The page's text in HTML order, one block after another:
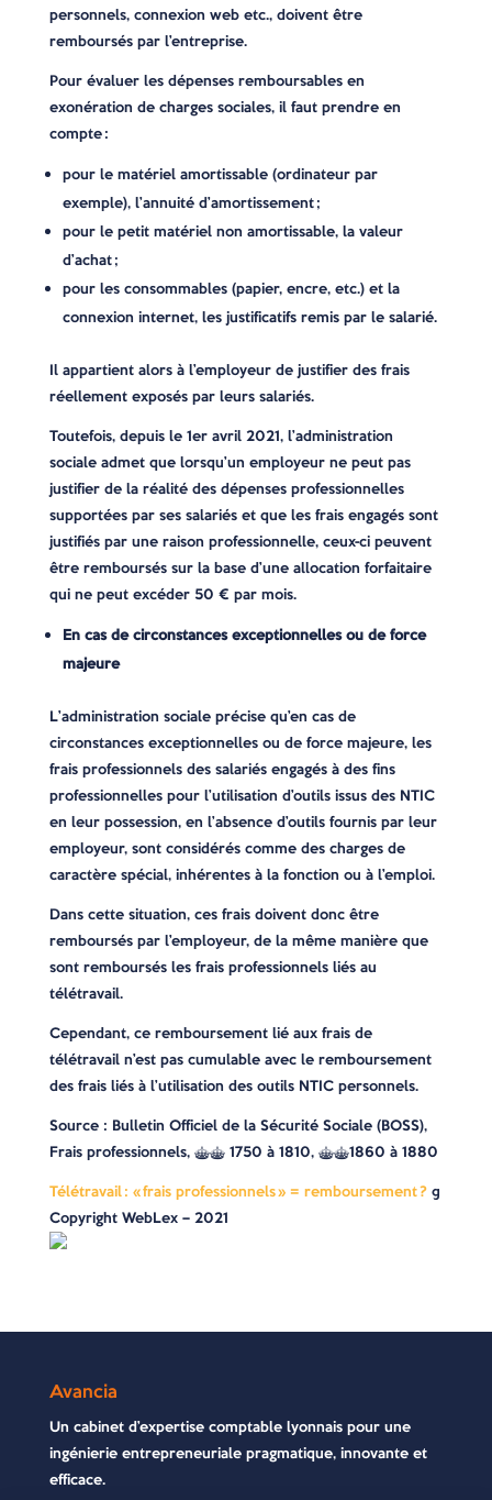
personnels, connexion web etc., doivent être
remboursés par l’entreprise.
Pour évaluer les dépenses remboursables en
exonération de charges sociales, il faut prendre en
compte :
pour le matériel amortissable (ordinateur par
exemple), l’annuité d’amortissement ;
pour le petit matériel non amortissable, la valeur
d’achat ;
pour les consommables (papier, encre, etc.) et la
connexion internet, les justificatifs remis par le salarié.
Il appartient alors à l’employeur de justifier des frais
réellement exposés par leurs salariés.
Toutefois, depuis le 1er avril 2021, l’administration
sociale admet que lorsqu’un employeur ne peut pas
justifier de la réalité des dépenses professionnelles
supportées par ses salariés et que les frais engagés sont
justifiés par une raison professionnelle, ceux-ci peuvent
être remboursés sur la base d’une allocation forfaitaire
qui ne peut excéder 50 € par mois.
En cas de circonstances exceptionnelles ou de force
majeure
L’administration sociale précise qu’en cas de
circonstances exceptionnelles ou de force majeure, les
frais professionnels des salariés engagés à des fins
professionnelles pour l’utilisation d’outils issus des NTIC
en leur possession, en l’absence d’outils fournis par leur
employeur, sont considérés comme des charges de
caractère spécial, inhérentes à la fonction ou à l’emploi.
Dans cette situation, ces frais doivent donc être
remboursés par l’employeur, de la même manière que
sont remboursés les frais professionnels liés au
télétravail.
Cependant, ce remboursement lié aux frais de
télétravail n’est pas cumulable avec le remboursement
des frais liés à l’utilisation des outils NTIC personnels.
Source : Bulletin Officiel de la Sécurité Sociale (BOSS),
Frais professionnels, §§ 1750 à 1810, §§1860 à 1880
Télétravail : « frais professionnels » = remboursement ?©
Copyright WebLex – 2021
Avancia
Un cabinet d’expertise comptable lyonnais pour une
ingénierie entrepreneuriale pragmatique, innovante et
efficace.